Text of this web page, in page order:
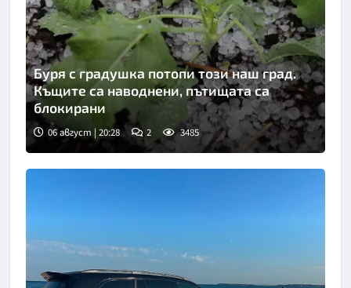
Буря с градушка потопи този наш град.
Къщите са наводнени, пътищата са
блокирани
06 август | 20:28 2 3485